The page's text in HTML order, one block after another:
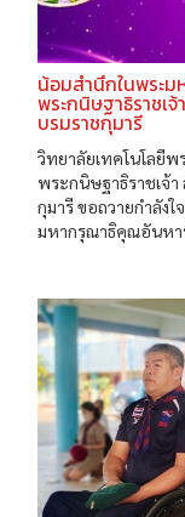
น้อมสำนึกในพระ
พระกนิษฐาธิราชเ
บรมราชกุมารี
วิทยาลัยเทคโนโลยี
พระกนิษฐาธิราชเจ้
กุมารี ขอถวายกำลัง
มหากรุณาธิคุณอันหา